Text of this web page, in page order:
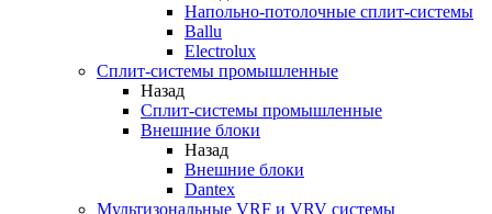
Напольно-потолочные сплит-системы
Ballu
Electrolux
Сплит-системы промышленные
Назад
Сплит-системы промышленные
Внешние блоки
Назад
Внешние блоки
Dantex
Мультизональные VRF и VRV системы